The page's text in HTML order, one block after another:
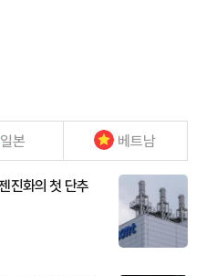
일본 베트남
진화의 첫 단추